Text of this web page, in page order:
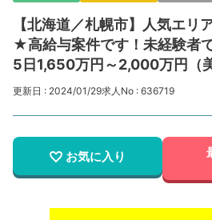
【北海道／札幌市】人気エリ
★高給与案件です！未経験者
5日1,650万円～2,000万円（
更新日 : 2024/01/29求人No : 636719
お気に入り